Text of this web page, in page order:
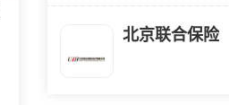
北京联合保险